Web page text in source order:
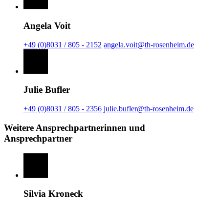
Angela Voit
+49 (0)8031 / 805 - 2152 angela.voit@th-rosenheim.de
Julie Bufler
+49 (0)8031 / 805 - 2356 julie.bufler@th-rosenheim.de
Weitere Ansprechpartnerinnen und
Ansprechpartner
Silvia Kroneck